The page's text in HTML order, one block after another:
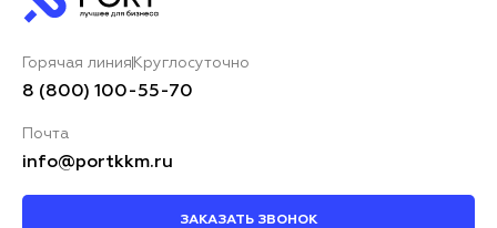
Горячая линия Круглосуточно
8 (800) 100-55-70
Почта
info@portkkm.ru
ЗАКАЗАТЬ ЗВОНОК